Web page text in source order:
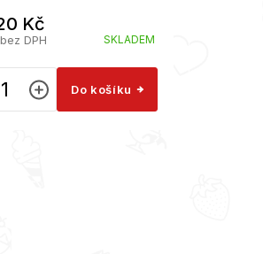
SKLADEM
DPH
Kč
Do košíku